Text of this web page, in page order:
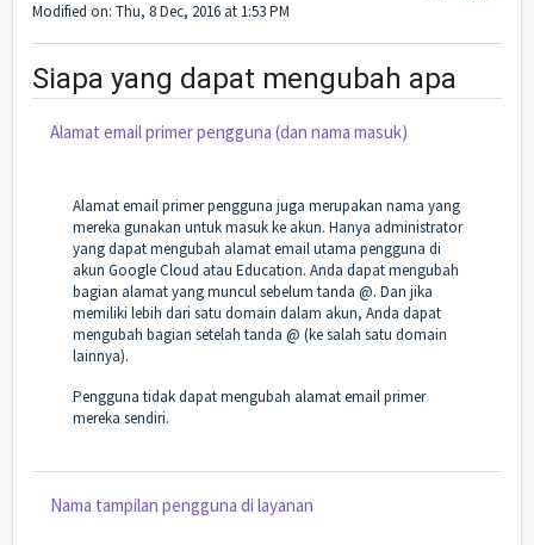
Modified on: Thu, 8 Dec, 2016 at 1:53 PM
Siapa yang dapat mengubah apa
Alamat email primer pengguna (dan nama masuk)
Alamat email primer pengguna juga merupakan nama yang
mereka gunakan untuk masuk ke akun. Hanya administrator
yang dapat mengubah alamat email utama pengguna di
akun Google Cloud atau Education. Anda dapat mengubah
bagian alamat yang muncul sebelum tanda @. Dan jika
memiliki lebih dari satu domain dalam akun, Anda dapat
mengubah bagian setelah tanda @ (ke salah satu domain
lainnya).
Pengguna tidak dapat mengubah alamat email primer
mereka sendiri.
Nama tampilan pengguna di layanan